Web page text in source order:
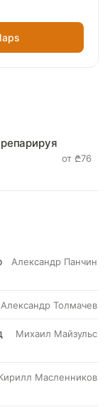
от ₾76
Александр Панчин
Александр Толмачев
Михаил Майзульс
Масленников